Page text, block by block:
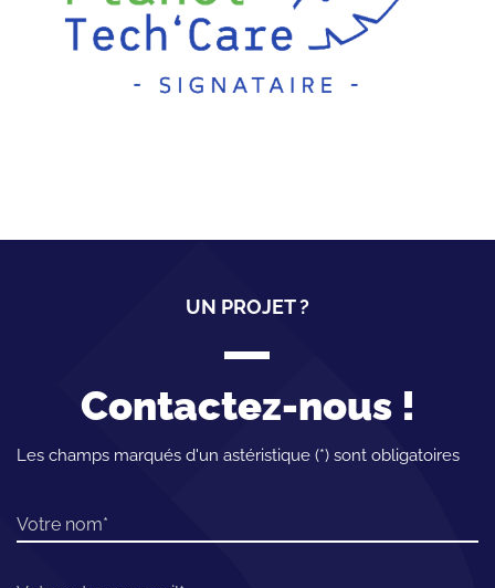
UN PROJET ?
Contactez-nous !
Les champs marqués d'un astéristique (*) sont obligatoires
Votre nom